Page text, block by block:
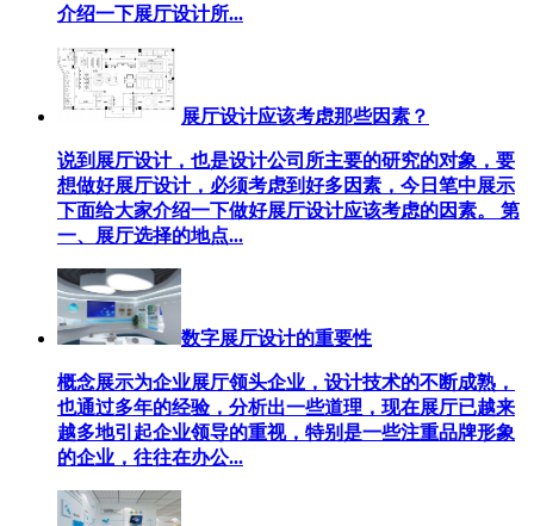
介绍一下展厅设计所...
展厅设计应该考虑那些因素？
说到展厅设计，也是设计公司所主要的研究的对象，要
想做好展厅设计，必须考虑到好多因素，今日笔中展示
下面给大家介绍一下做好展厅设计应该考虑的因素。 第
一、展厅选择的地点...
数字展厅设计的重要性
概念展示为企业展厅领头企业，设计技术的不断成熟，
也通过多年的经验，分析出一些道理，现在展厅已越来
越多地引起企业领导的重视，特别是一些注重品牌形象
的企业，往往在办公...